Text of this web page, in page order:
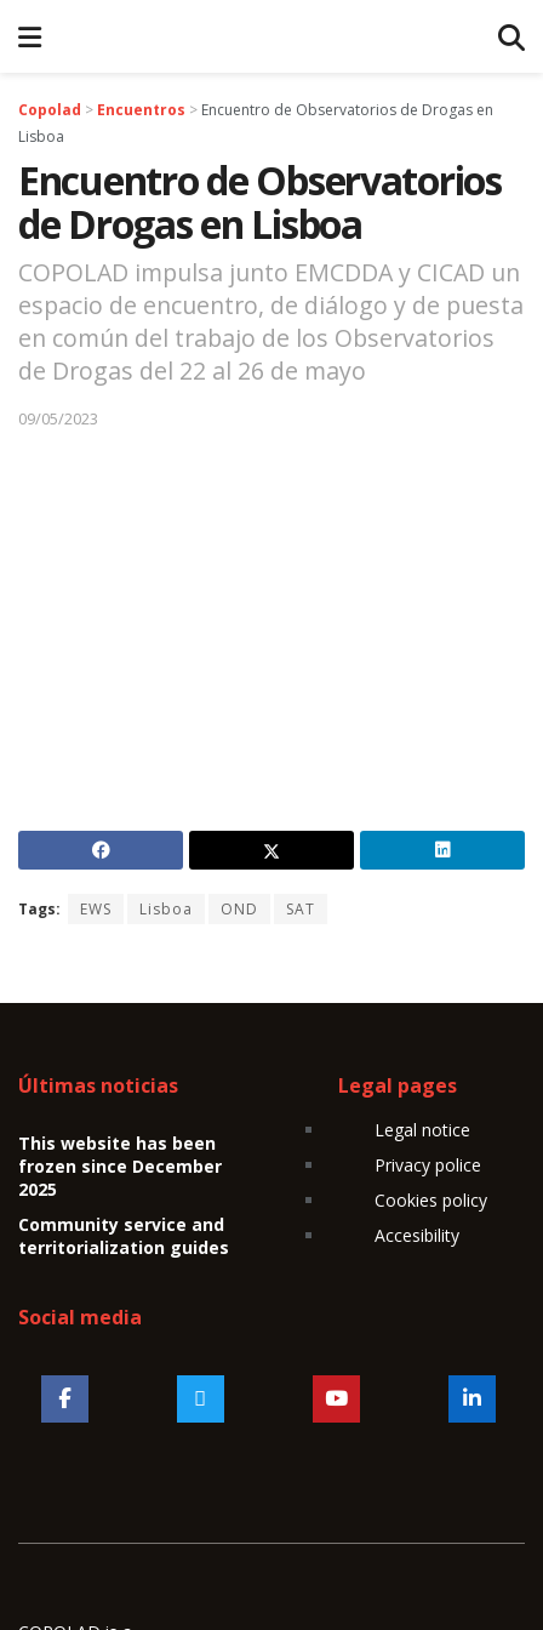
Copolad > Encuentros > Encuentro de Observatorios de Drogas en
Lisboa
Encuentro de Observatorios
de Drogas en Lisboa
COPOLAD impulsa junto EMCDDA y CICAD un
espacio de encuentro, de diálogo y de puesta
en común del trabajo de los Observatorios
de Drogas del 22 al 26 de mayo
09/05/2023
Tags: EWS Lisboa OND SAT
Últimas noticias
This website has been
frozen since December
2025
Community service and
territorialization guides
Legal pages
Legal notice
Privacy police
Cookies policy
Accesibility
Social media